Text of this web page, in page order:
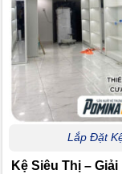
Lắp Đặt
Kệ Siêu Thị –